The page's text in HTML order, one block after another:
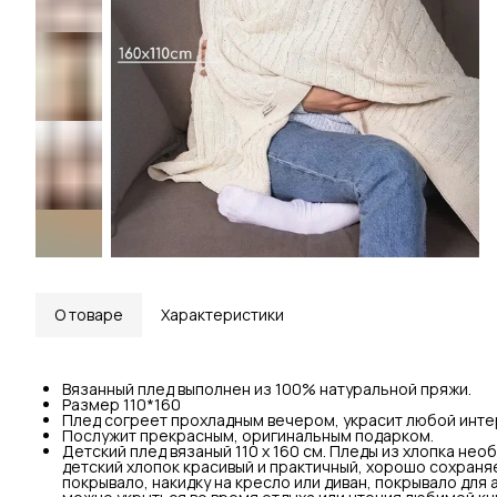
О товаре Характеристики
Вязанный плед выполнен из 100% натуральной пряжи.
Размер 110*160
Плед согреет прохладным вечером, украсит любой
Послужит прекрасным, оригинальным подарком.
Детский плед вязаный 110 х 160 см. Пледы из хлопка
детский хлопок красивый и практичный, хорошо
покрывало, накидку на кресло или диван, покрывало